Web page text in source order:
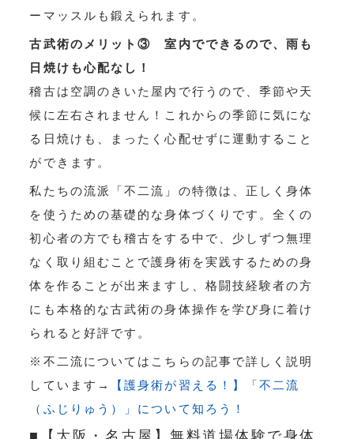
ーマッスルも鍛えられます。
古武術のメリット③ 室内でできるので、雨も
日焼けも心配なし！
稽古は空調のきいた屋内で行うので、季節や天
候に左右されません！これからの季節に気にな
る日焼けも、まったく心配せずに運動すること
ができます。
私たちの流派「不二流」の特徴は、正しく身体
を使うための基礎的な身体づくりです。全くの
初心者の方でも稽古をする中で、少しずつ無理
なく取り組むことで護身術を実践するための身
体を作ることが出来ますし、格闘技経験者の方
にも本格的な古武術の身体操作を学び身に着け
られると好評です。
※不二流についてはこちらの記事で詳しく説明
しています→
【護身術が習える！】「不二流
（ふじりゅう）」について知ろう！
■【大阪・名古屋】無料道場体験で身体